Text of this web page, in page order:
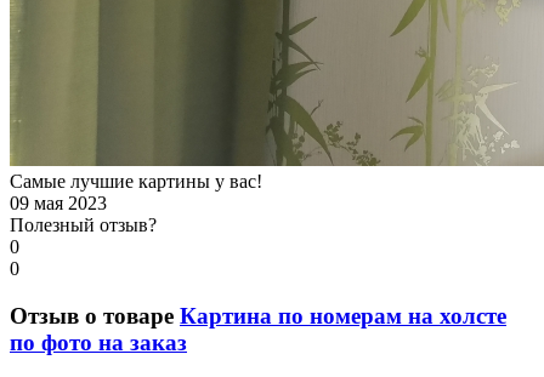
Самые лучшие картины у вас!
09 мая 2023
Полезный отзыв?
0
0
Отзыв о товаре Картина по номерам на холсте
по фото на заказ